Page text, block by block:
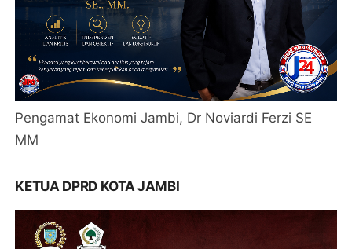
Pengamat Ekonomi Jambi, Dr Noviardi Ferzi SE
MM
KETUA DPRD KOTA JAMBI